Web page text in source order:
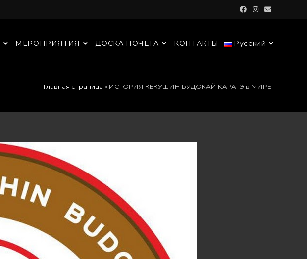
МЕРОПРИЯТИЯ ДОСКА ПОЧЕТА КОНТАКТЫ Русский
Главная страница » ИСТОРИЯ КЁКУШИН БУДОКАЙ КАРАТЭ в МИРЕ